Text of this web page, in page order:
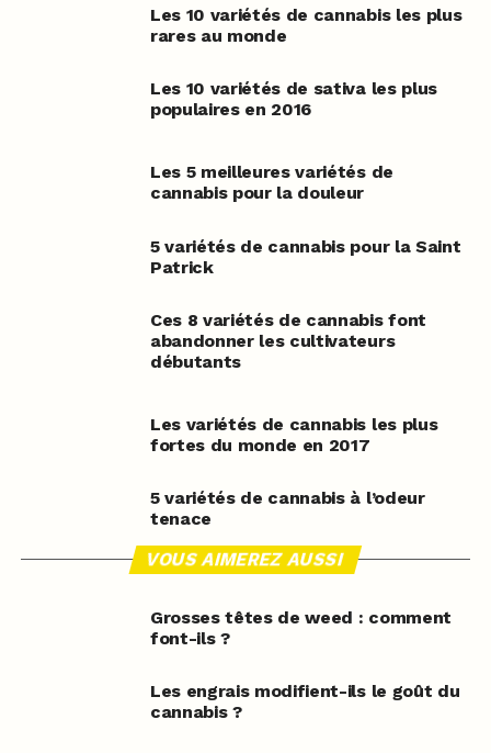
Les 10 variétés de cannabis les plus
rares au monde
Les 10 variétés de sativa les plus
populaires en 2016
Les 5 meilleures variétés de
cannabis pour la douleur
5 variétés de cannabis pour la Saint
Patrick
Ces 8 variétés de cannabis font
abandonner les cultivateurs
débutants
Les variétés de cannabis les plus
fortes du monde en 2017
5 variétés de cannabis à l’odeur
tenace
VOUS AIMEREZ AUSSI
Grosses têtes de weed : comment
font-ils ?
Les engrais modifient-ils le goût du
cannabis ?